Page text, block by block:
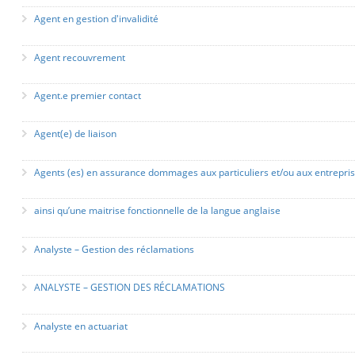
Agent en gestion d'invalidité
Agent recouvrement
Agent.e premier contact
Agent(e) de liaison
Agents (es) en assurance dommages aux particuliers et/ou aux
ainsi qu’une maitrise fonctionnelle de la langue anglaise
Analyste – Gestion des réclamations
ANALYSTE – GESTION DES RÉCLAMATIONS
Analyste en actuariat